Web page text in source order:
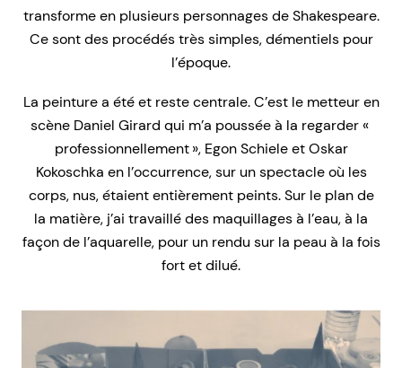
transforme en plusieurs personnages de Shakespeare.
Ce sont des procédés très simples, démentiels pour
l’époque.
La peinture a été et reste centrale. C’est le metteur en
scène Daniel Girard qui m’a poussée à la regarder «
professionnellement », Egon Schiele et Oskar
Kokoschka en l’occurrence, sur un spectacle où les
corps, nus, étaient entièrement peints. Sur le plan de
la matière, j’ai travaillé des maquillages à l’eau, à la
façon de l’aquarelle, pour un rendu sur la peau à la fois
fort et dilué.